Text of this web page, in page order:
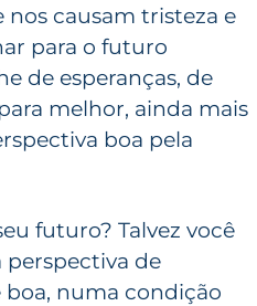
nos causam tristeza e
para o futuro
de esperanças, de
melhor, ainda mais
boa pela
futuro? Talvez você
perspectiva de
numa condição